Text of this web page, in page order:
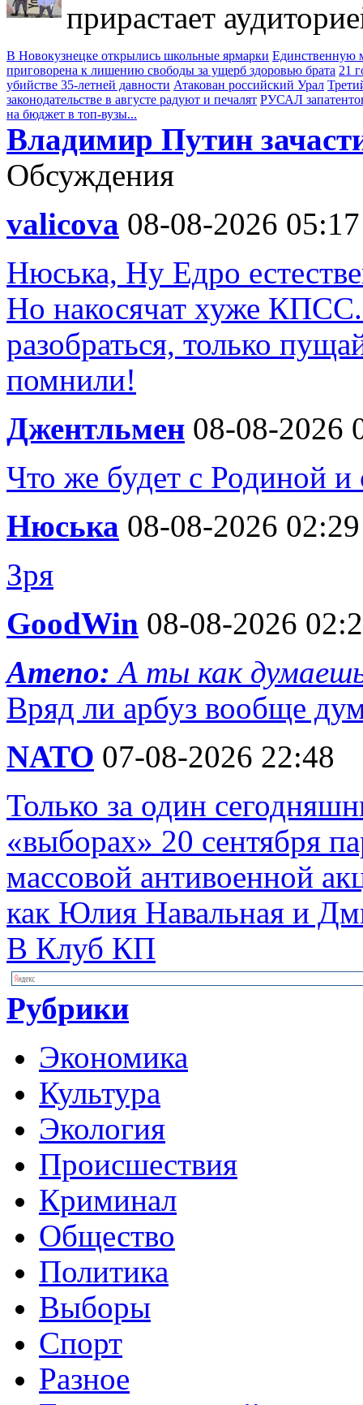
прирастает
В Новокузнецке открылись школьные ярмарки Единственную
приговорена к лишению свободы за ущерб здоровью брата 21
убийстве 35-летней давности Атакован российский Урал
законодательстве в августе радуют и печалят РУСАЛ
на бюджет в топ-вузы...
Владимир Путин
Обсуждения
valicova 08-08-2026 05:17
Нюська, Ну Едро
Но накосячат хуже
разобраться, только
помнили!
Джентльмен 08-08-2026
Что же будет с Родиной и
Нюська 08-08-2026 02:29
Зря
GoodWin 08-08-2026
Ameno:А ты как
Вряд ли арбуз вообще
NATO 07-08-2026 22:48
Только за один
«выборах» 20 сентября
массовой антивоенной
как Юлия Навальная и
В Клуб КП
Рубрики
Экономика
Культура
Экология
Происшествия
Криминал
Общество
Политика
Выборы
Спорт
Разное